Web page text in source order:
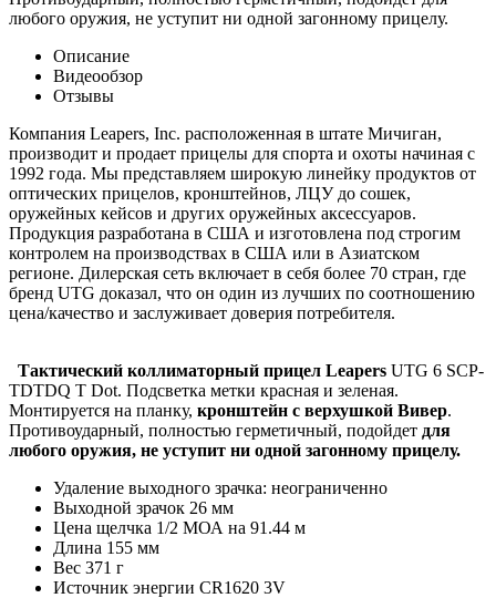
любого оружия, не уступит ни одной загонному прицелу.
Описание
Видеообзор
Отзывы
Компания Leapers, Inc. расположенная в штате Мичиган,
производит и продает прицелы для спорта и охоты начиная с
1992 года. Мы представляем широкую линейку продуктов от
оптических прицелов, кронштейнов, ЛЦУ до сошек,
оружейных кейсов и других оружейных аксессуаров.
Продукция разработана в США и изготовлена под строгим
контролем на производствах в США или в Азиатском
регионе. Дилерская сеть включает в себя более 70 стран, где
бренд UTG доказал, что он один из лучших по соотношению
цена/качество и заслуживает доверия потребителя.
Тактический коллиматорный прицел Leapers UTG 6 SCP-
TDTDQ T Dot. Подсветка метки красная и зеленая.
Монтируется на планку, кронштейн с верхушкой Вивер.
Противоударный, полностью герметичный, подойдет для
любого оружия, не уступит ни одной загонному прицелу.
Удаление выходного зрачка: неограниченно
Выходной зрачок 26 мм
Цена щелчка 1/2 МОА на 91.44 м
Длина 155 мм
Вес 371 г
Источник энергии CR1620 3V